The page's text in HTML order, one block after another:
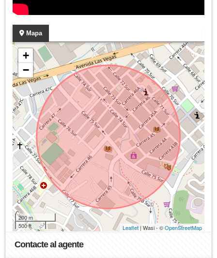
Mapa
+
−
200 m
500 ft
Leaflet | Wasi - ©OpenStreetMap
Contacte al agente